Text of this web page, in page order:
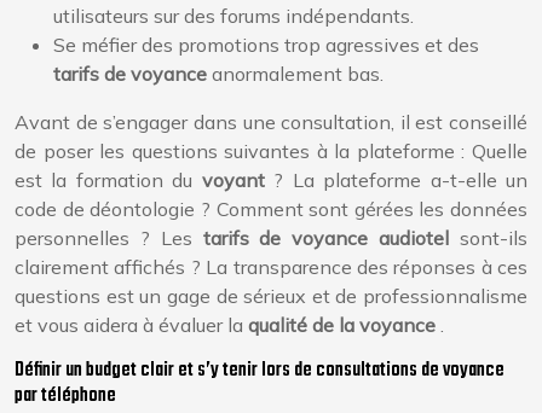
utilisateurs sur des forums indépendants.
Se méfier des promotions trop agressives et des
tarifs de voyance anormalement bas.
Avant de s’engager dans une consultation, il est conseillé
de poser les questions suivantes à la plateforme : Quelle
est la formation du voyant ? La plateforme a-t-elle un
code de déontologie ? Comment sont gérées les données
personnelles ? Les tarifs de voyance audiotelsont-ils
clairement affichés ? La transparence des réponses à ces
questions est un gage de sérieux et de professionnalisme
et vous aidera à évaluer la qualité de la voyance .
Définir un budget clair et s’y tenir lors de consultations de voyance
par téléphone